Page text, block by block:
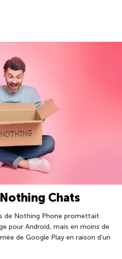
Chats
de Nothing Phone promettait
pour Android, mais en moins de
de Google Play en raison d’un